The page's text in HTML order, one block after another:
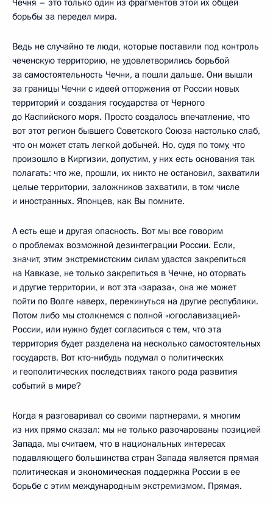
борьбы за передел мира.
Ведь не случайно те люди, которые поставили под контроль
чеченскую территорию, не удовлетворились борьбой
за самостоятельность Чечни, а пошли дальше. Они вышли
за границы Чечни с идеей отторжения от России новых
территорий и создания государства от Черного
до Каспийского моря. Просто создалось впечатление, что
вот этот регион бывшего Советского Союза настолько слаб,
что он может стать легкой добычей. Но, судя по тому, что
произошло в Киргизии, допустим, у них есть основания так
полагать: что же, прошли, их никто не остановил, захватили
целые территории, заложников захватили, в том числе
и иностранных. Японцев, как Вы помните.
А есть еще и другая опасность. Вот мы все говорим
о проблемах возможной дезинтеграции России. Если,
значит, этим экстремистским силам удастся закрепиться
на Кавказе, не только закрепиться в Чечне, но оторвать
и другие территории, и вот эта «зараза», она же может
пойти по Волге наверх, перекинуться на другие республики.
Потом либо мы столкнемся с полной «югославизацией»
России, или нужно будет согласиться с тем, что эта
территория будет разделена на несколько самостоятельных
государств. Вот кто‑нибудь подумал о политических
и геополитических последствиях такого рода развития
событий в мире?
Когда я разговаривал со своими партнерами, я многим
из них прямо сказал: мы не только разочарованы позицией
Запада, мы считаем, что в национальных интересах
подавляющего большинства стран Запада является прямая
политическая и экономическая поддержка России в ее
борьбе с этим международным экстремизмом. Прямая.